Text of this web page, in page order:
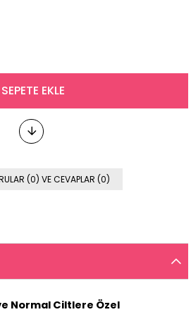
(0) VE CEVAPLAR (0)
Normal Ciltlere Özel